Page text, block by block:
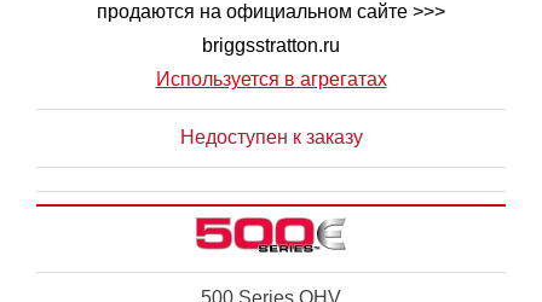
продаются на официальном сайте >>>
briggsstratton.ru
Используется в агрегатах
Недоступен к заказу
500 Series OHV